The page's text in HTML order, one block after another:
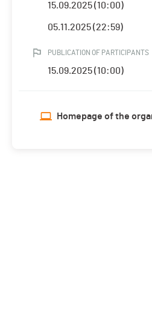
15.09.2025 (10:00)
05.11.2025 (22:59)
PUBLICATION OF PARTICIPANTS
15.09.2025 (10:00)
Homepage of the